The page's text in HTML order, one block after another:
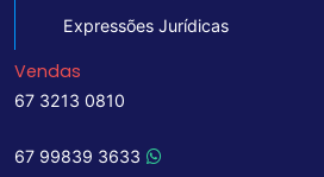
Expressões Jurídicas
Vendas
67 3213 0810
67 99839 3633